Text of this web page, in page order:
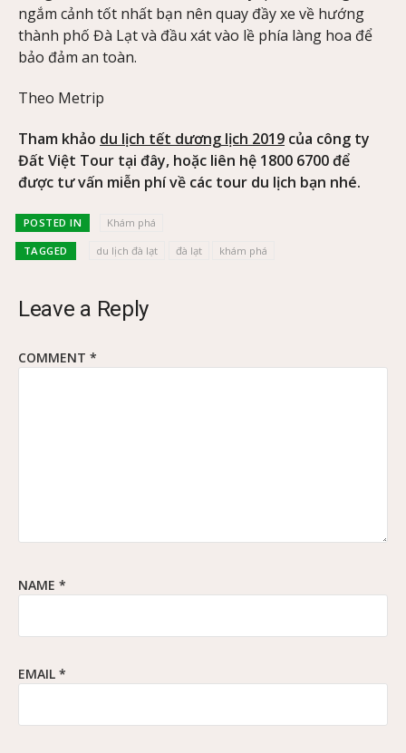
ngắm cảnh tốt nhất bạn nên quay đầy xe về hướng
thành phố Đà Lạt và đầu xát vào lề phía làng hoa để
bảo đảm an toàn.
Theo Metrip
Tham khảo du lịch tết dương lịch 2019 của công ty
Đất Việt Tour tại đây, hoặc liên hệ 1800 6700 để
được tư vấn miễn phí về các tour du lịch bạn nhé.
POSTED IN Khám phá
TAGGED du lịch đà lạt đà lạt khám phá
Leave a Reply
COMMENT *
NAME *
EMAIL *